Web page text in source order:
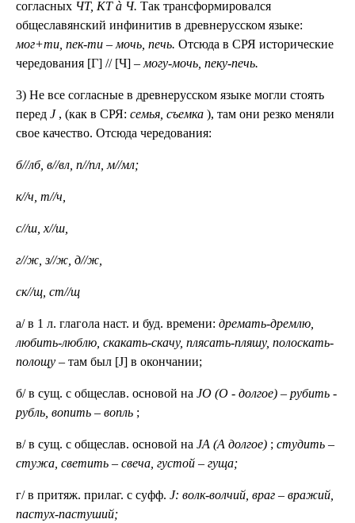
согласных ЧТ, КТ à Ч. Так трансформировался
общеславянский инфинитив в древнерусском языке:
мог+ти, пек-ти – мочь, печь. Отсюда в СРЯ исторические
чередования [Г] // [Ч] – могу-мочь, пеку-печь.
3) Не все согласные в древнерусском языке могли стоять
перед J , (как в СРЯ: семья, съемка ), там они резко меняли
свое качество. Отсюда чередования:
б//лб, в//вл, п//пл, м//мл;
к//ч, т//ч,
с//ш, х//ш,
г//ж, з//ж, д//ж,
ск//щ, ст//щ
а/ в 1 л. глагола наст. и буд. времени: дремать-дремлю,
любить-люблю, скакать-скачу, плясать-пляшу, полоскать-
полощу – там был [J] в окончании;
б/ в сущ. с общеслав. основой на JO (О - долгое) – рубить -
рубль, вопить – вопль ;
в/ в сущ. с общеслав. основой на JA (А долгое) ; студить –
стужа, светить – свеча, густой – гуща;
г/ в притяж. прилаг. с суфф. J: волк-волчий, враг – вражий,
пастух-пастуший;